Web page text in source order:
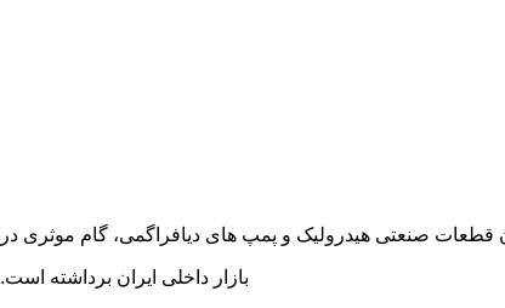
ترین تامین کنندگان قطعات صنعتی هیدرولیک و پمپ های دیافراگمی، گام موثری در
بازار داخلی ایران برداشته است.